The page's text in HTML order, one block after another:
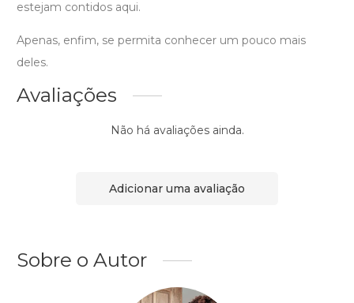
estejam contidos aqui.
Apenas, enfim, se permita conhecer um pouco mais
deles.
Avaliações
Não há avaliações ainda.
Adicionar uma avaliação
Sobre o Autor